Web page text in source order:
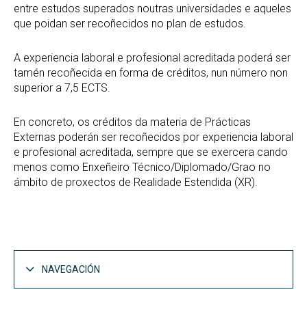
entre estudos superados noutras universidades e aqueles
que poidan ser recoñecidos no plan de estudos.
A experiencia laboral e profesional acreditada poderá ser
tamén recoñecida en forma de créditos, nun número non
superior a 7,5 ECTS.
En concreto, os créditos da materia de Prácticas
Externas poderán ser recoñecidos por experiencia laboral
e profesional acreditada, sempre que se exercera cando
menos como Enxeñeiro Técnico/Diplomado/Grao no
ámbito de proxectos de Realidade Estendida (XR).
NAVEGACIÓN